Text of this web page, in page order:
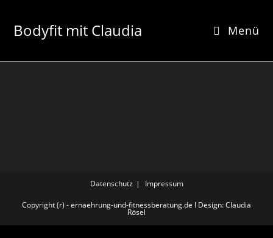
Bodyfit mit Claudia Menü
Datenschutz Impressum
Copyright (r) - ernaehrung-und-fitnessberatung.de I Design: Claudia
Rösel